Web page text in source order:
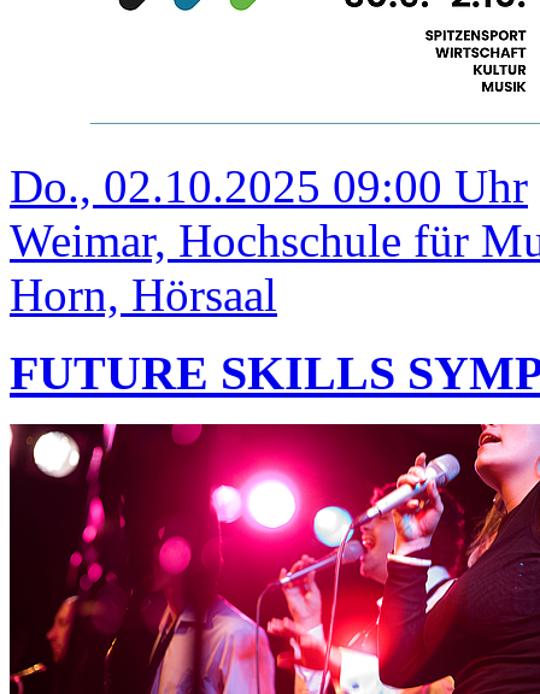
Do., 02.10.2025 09:00 Uhr
Weimar, Hochschule für
Horn, Hörsaal
FUTURE SKILLS